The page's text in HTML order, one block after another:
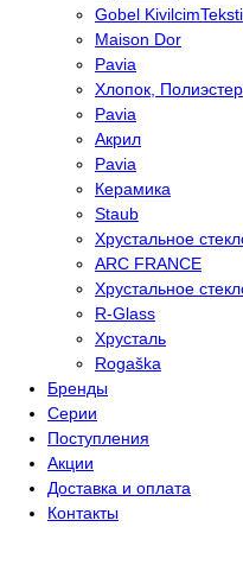
Gobel
Maison Dor
Pavia
Хлопок, Полиэстер
Pavia
Акрил
Pavia
Керамика
Staub
Хрустальное
ARC FRANCE
Хрустальное
R-Glass
Хрусталь
Rogaška
Бренды
Серии
Поступления
Акции
Доставка и оплата
Контакты